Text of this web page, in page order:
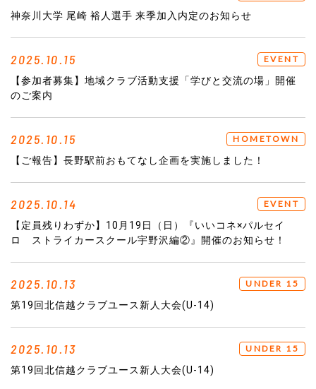
神奈川大学 尾崎 裕人選手 来季加入内定のお知らせ
2025.10.15 EVENT
【参加者募集】地域クラブ活動支援「学びと交流の場」開催
のご案内
2025.10.15 HOMETOWN
【ご報告】長野駅前おもてなし企画を実施しました！
2025.10.14 EVENT
【定員残りわずか】10月19日（日）『いいコネ×パルセイ
ロ ストライカースクール宇野沢編②』開催のお知らせ！
2025.10.13 UNDER 15
第19回北信越クラブユース新人大会(U-14)
2025.10.13 UNDER 15
第19回北信越クラブユース新人大会(U-14)